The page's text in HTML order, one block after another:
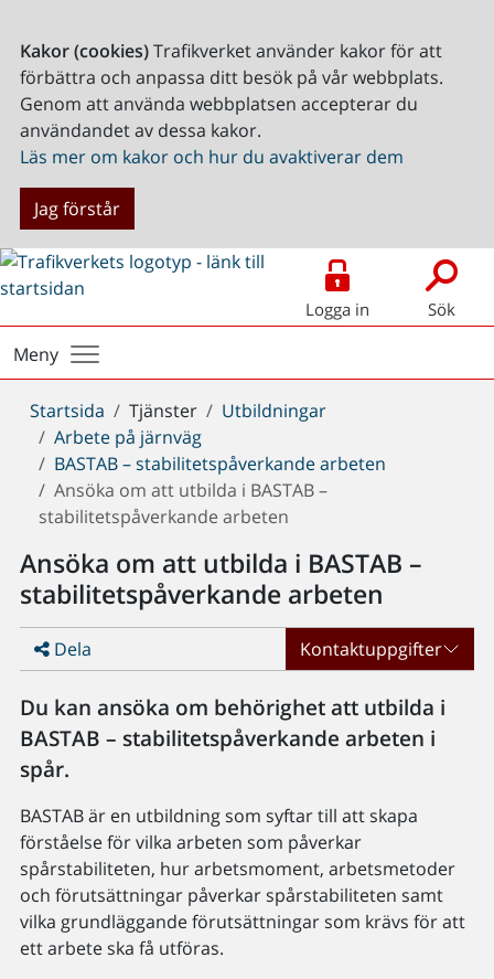
Kakor (cookies)Trafikverket använder kakor för att
förbättra och anpassa ditt besök på vår webbplats.
Genom att använda webbplatsen accepterar du
användandet av dessa kakor.
Läs mer om kakor och hur du avaktiverar dem
Jag förstår
Logga in Sök
Meny
Du
är
här:
Startsida Tjänster
Utbildningar
Arbete på järnväg
BASTAB – stabilitetspåverkande arbeten
Ansöka om att utbilda i BASTAB –
stabilitetspåverkande arbeten
Ansöka om att utbilda i BASTAB –
stabilitetspåverkande arbeten
Dela Kontaktuppgifter
Du kan ansöka om behörighet att utbilda i
BASTAB – stabilitetspåverkande arbeten i
spår.
BASTAB är en utbildning som syftar till att skapa
förståelse för vilka arbeten som påverkar
spårstabiliteten, hur arbetsmoment, arbetsmetoder
och förutsättningar påverkar spårstabiliteten samt
vilka grundläggande förutsättningar som krävs för att
ett arbete ska få utföras.